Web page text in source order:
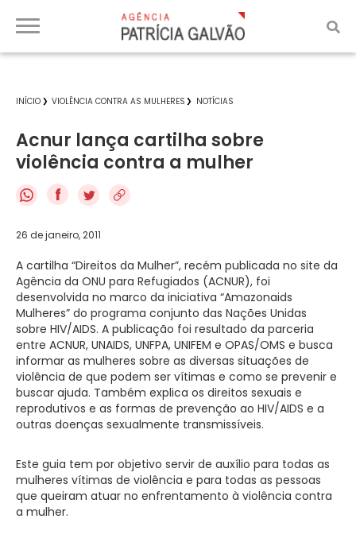
INÍCIO VIOLÊNCIA CONTRA AS MULHERES NOTÍCIAS
Acnur lança cartilha sobre
violência contra a mulher
f
26 de janeiro, 2011
A cartilha “Direitos da Mulher”, recém publicada no site da
Agência da ONU para Refugiados (ACNUR), foi
desenvolvida no marco da iniciativa “Amazonaids
Mulheres” do programa conjunto das Nações Unidas
sobre HIV/AIDS. A publicação foi resultado da parceria
entre ACNUR, UNAIDS, UNFPA, UNIFEM e OPAS/OMS e busca
informar as mulheres sobre as diversas situações de
violência de que podem ser vítimas e como se prevenir e
buscar ajuda. Também explica os direitos sexuais e
reprodutivos e as formas de prevenção ao HIV/AIDS e a
outras doenças sexualmente transmissíveis.
Este guia tem por objetivo servir de auxílio para todas as
mulheres vítimas de violência e para todas as pessoas
que queiram atuar no enfrentamento à violência contra
a mulher.